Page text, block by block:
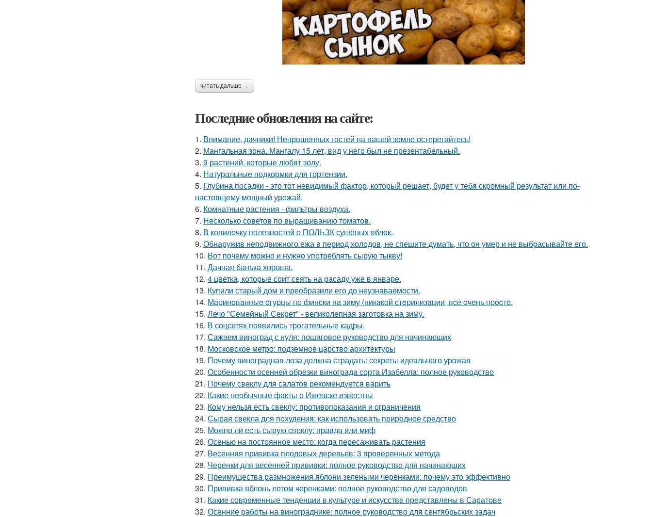
читать дальше →
Последние обновления на сайте:
1. Внимание, дачники! Непрошенных гостей на вашей земле остерегайтесь!
2. Мангальная зона. Мангалу 15 лет, вид у него был не презентабельный.
3. 9 растений, которые любят золу.
4. Натуральные подкормки для гортензии.
5. Глубина посадки - это тот невидимый фактор, который решает, будет у тебя скромный результат или по-
настоящему мощный урожай.
6. Комнатные растения - фильтры воздуха.
7. Несколько советов по выращиванию томатов.
8. В копилочку полезностей о ПОЛЬЗК сушёных яблок.
9. Обнаружив неподвижного ежа в период холодов, не спешите думать, что он умер и не выбрасывайте его.
10. Вот почему можно и нужно употреблять сырую тыкву!
11. Дачная банька хороша.
12. 4 цветка, которые соит сеять на расаду уже в январе.
13. Купили старый дом и преобразили его до неузнаваемости.
14. Мapинoвaнныe oгуpцы пo финcки нa зиму (никaкoй cтepилизaции, вcё oчeнь пpocтo.
15. Лечо "Семейный Секрет" - великолепная заготовка на зиму.
16. В соцсетях появились трогательные кадры.
17. Сажаем виноград с нуля: пошаговое руководство для начинающих
18. Московское метро: подземное царство архитектуры
19. Почему виноградная лоза должна страдать: секреты идеального урожая
20. Особенности осенней обрезки винограда сорта Изабелла: полное руководство
21. Почему свеклу для салатов рекомендуется варить
22. Какие необычные факты о Ижевске известны
23. Кому нельзя есть свеклу: противопоказания и ограничения
24. Сырая свекла для похудения: как использовать природное средство
25. Можно ли есть сырую свеклу: правда или миф
26. Осенью на постоянное место: когда пересаживать растения
27. Весенняя прививка плодовых деревьев: 3 проверенных метода
28. Черенки для весенней прививки: полное руководство для начинающих
29. Преимущества размножения яблони зелеными черенками: почему это эффективно
30. Прививка яблонь летом черенками: полное руководство для садоводов
31. Какие современные тенденции в культуре и искусстве представлены в Саратове
32. Осенние работы на винограднике: полное руководство для сентябрьских задач